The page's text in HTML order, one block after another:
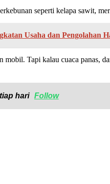
seperti kelapa sawit,
Usaha dan Pengolahan
Tapi kalau cuaca panas,
hari Follow